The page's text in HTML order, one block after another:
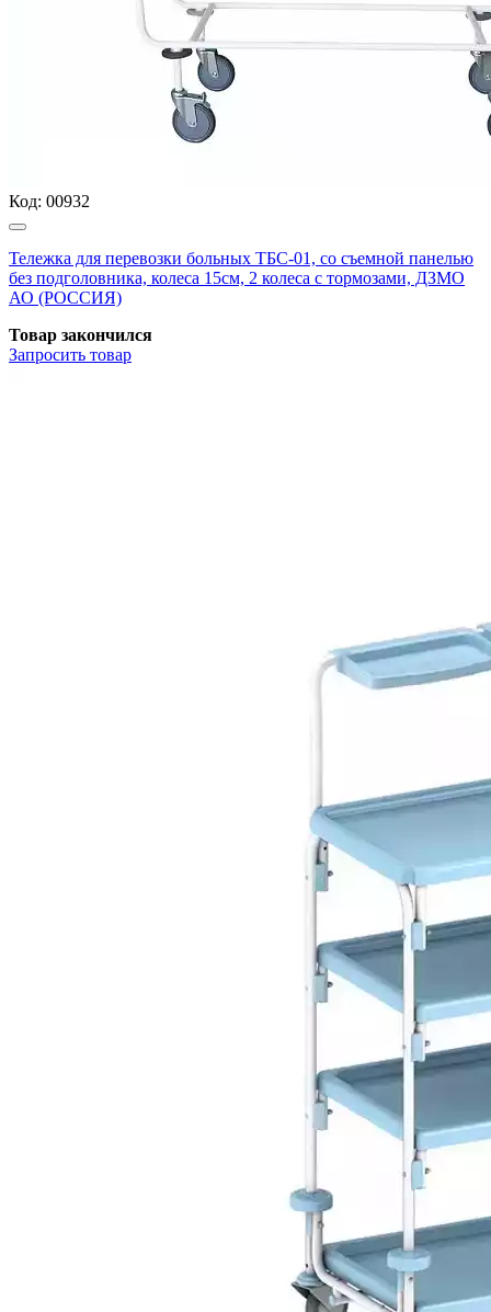
Код: 00932
Тележка для перевозки больных ТБС-01, со съемной панелью
без подголовника, колеса 15см, 2 колеса с тормозами, ДЗМО
АО (РОССИЯ)
Товар закончился
Запросить товар